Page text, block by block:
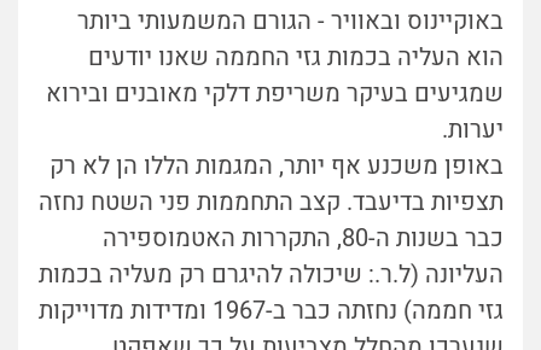
באוקיינוס ובאוויר - הגורם המשמעותי ביותר
הוא העליה בכמות גזי החממה שאנו יודעים
שמגיעים בעיקר משריפת דלקי מאובנים ובירוא
יערות.
באופן משכנע אף יותר, המגמות הללו הן לא רק
תצפיות בדיעבד. קצב התחממות פני השטח נחזה
כבר בשנות ה-80, התקררות האטמוספירה
העליונה (ל.ר.: שיכולה להיגרם רק מעליה בכמות
גזי חממה) נחזתה כבר ב-1967 ומדידות מדוייקות